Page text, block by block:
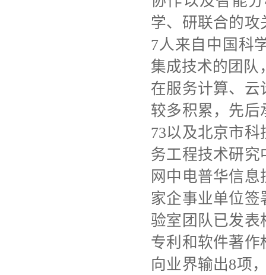
学、研联合的攻
7人来自中国科
集成技术的团队
在服务计算、
较多积累，先后
73以及北京市
务工程技术研
网中电普华信
家企事业单位
验室团队已发表
专利和软件著作
向业界输出8项